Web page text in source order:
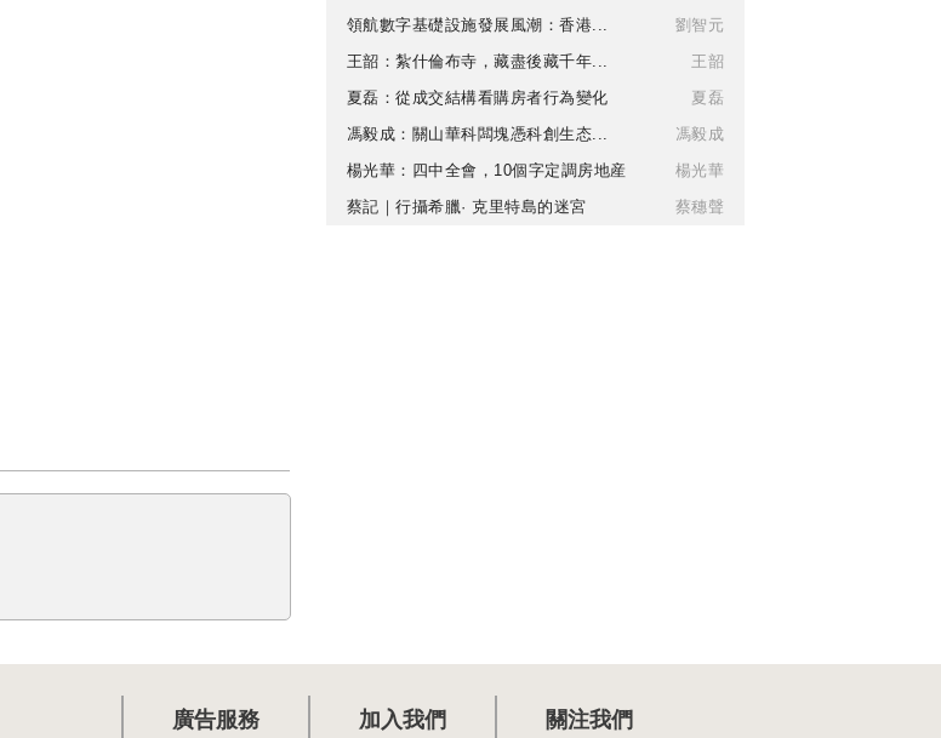
領航數字基礎設施發展風潮：香港...
劉智元
王韶：紮什倫布寺，藏盡後藏千年...
王韶
夏磊：從成交結構看購房者行為變化
夏磊
馮毅成：關山華科闆塊憑科創生态...
馮毅成
楊光華：四中全會，10個字定調房地産
楊光華
蔡記｜行攝希臘· 克里特島的迷宮
蔡穗聲
廣告服務 加入我們 關注我們